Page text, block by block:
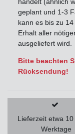
geplant und 1-3
kann es bis zu
Erhalt aller
ausgeliefert wird.
Bitte beachten
Rücksendung!
Lieferzeit etwa
Werktage